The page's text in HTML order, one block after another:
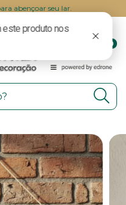
abençoar seu lar.
0